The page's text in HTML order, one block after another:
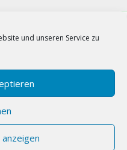
und unseren Service zu
2026 SeSoft® GmbH